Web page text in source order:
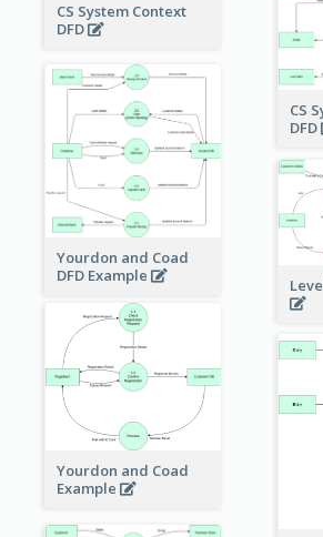
CS System Context
DFD
CS
DFD
Yourdon and Coad
DFD Example
Yourdon and Coad
Example